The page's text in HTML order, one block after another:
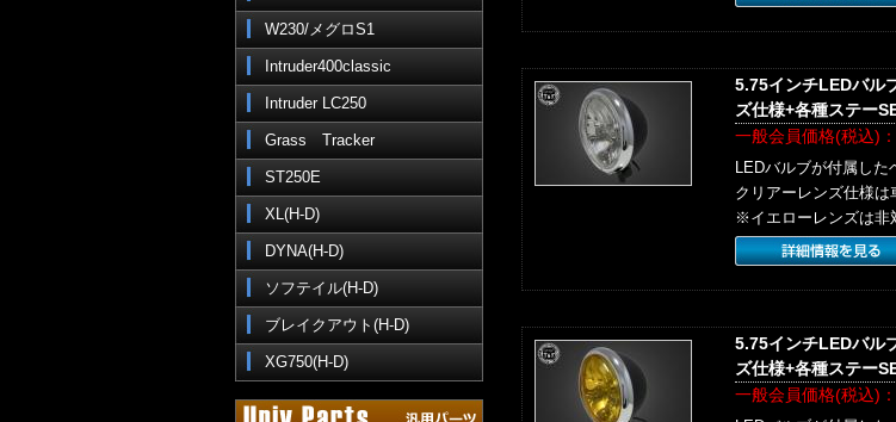
W230/メグロS1
Intruder400classic
Intruder LC250
Grass Tracker
ST250E
XL(H-D)
DYNA(H-D)
ソフテイル(H-D)
ブレイクアウト(H-D)
XG750(H-D)
5.75インチLEDバル
ズ仕様+各種ステー
一般会員価格(税込)：
LEDバルブが付属した
クリアーレンズ仕様
※イエローレンズは非
5.75インチLEDバル
ズ仕様+各種ステー
一般会員価格(税込)：